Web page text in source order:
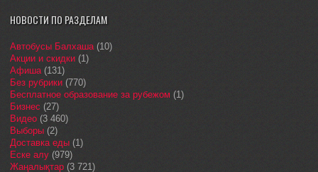
НОВОСТИ ПО РАЗДЕЛАМ
Автобусы Балхаша(10)
Акции и скидки (1)
Афиша(131)
Без рубрики (770)
Бесплатное образование за рубежом (1)
Бизнес (27)
Видео (3 460)
Выборы (2)
Доставка еды (1)
Еске алу (979)
Жаңалықтар (3 721)